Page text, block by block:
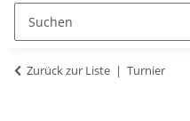
Zurück zur Liste Turnier